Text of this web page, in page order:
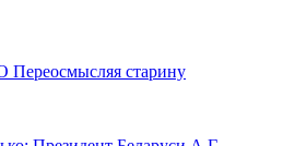
старину